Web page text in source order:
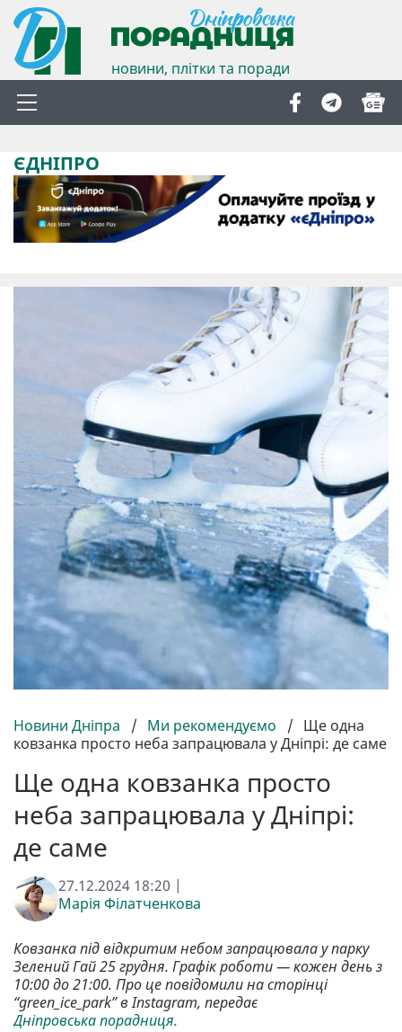
новини, плітки та поради
ЄДНІПРО
Новини Дніпра / Ми рекомендуємо / Ще одна
ковзанка просто неба запрацювала у Дніпрі: де саме
Ще одна ковзанка просто
неба запрацювала у Дніпрі:
де саме
27.12.2024 18:20 |
Марія Філатченкова
Ковзанка під відкритим небом запрацювала у парку
Зелений Гай 25 грудня. Графік роботи — кожен день з
10:00 до 21:00. Про це повідомили на сторінці
“green_ice_park” в Іnstagram, передає
Дніпровська порадниця.